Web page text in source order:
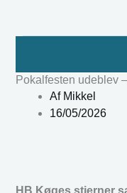
Pokalfesten udeblev
AfMikkel
16/05/2026
HB Køges stjerner